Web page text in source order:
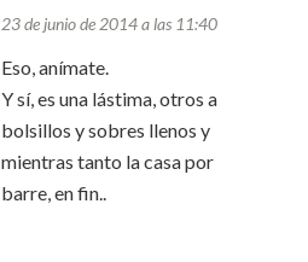
23 de junio de 2014 a las 11:40
Eso, anímate.
Y sí, es una lástima, otros a
bolsillos y sobres llenos y
mientras tanto la casa por
barre, en fin..